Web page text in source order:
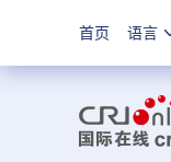
首页 语言